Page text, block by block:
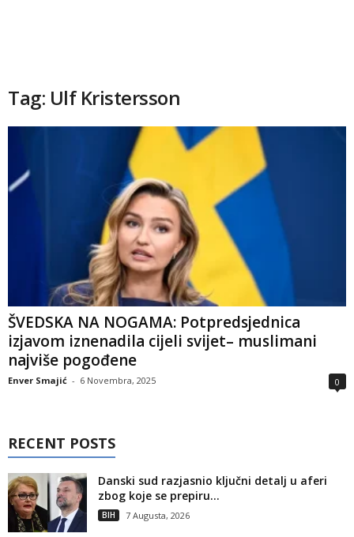
Tag: Ulf Kristersson
ŠVEDSKA NA NOGAMA: Potpredsjednica
izjavom iznenadila cijeli svijet– muslimani
najviše pogođene
Enver Smajić - 6 Novembra, 2025 0
RECENT POSTS
Danski sud razjasnio ključni detalj u aferi
zbog koje se prepiru...
BIH 7 Augusta, 2026